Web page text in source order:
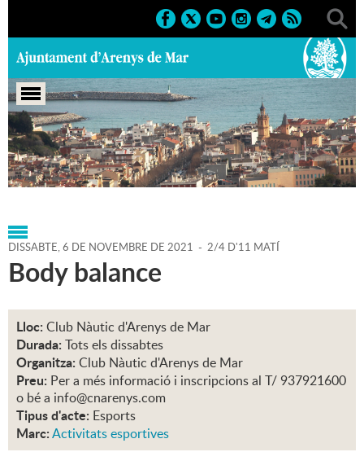
Portada > Agenda > 06-11-
2021 > Marcs > Esportius > 2021 > Activitats esportives
DISSABTE,6 DE NOVEMBRE DE 2021 - 2/4 D'11 MATÍ
Body balance
Lloc: Club Nàutic d'Arenys de Mar
Durada: Tots els dissabtes
Organitza: Club Nàutic d'Arenys de Mar
Preu: Per a més informació i inscripcions al T/ 937921600
o bé a info@cnarenys.com
Tipus d'acte: Esports
Marc:Activitats esportives